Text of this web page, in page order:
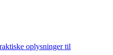
oplysninger til